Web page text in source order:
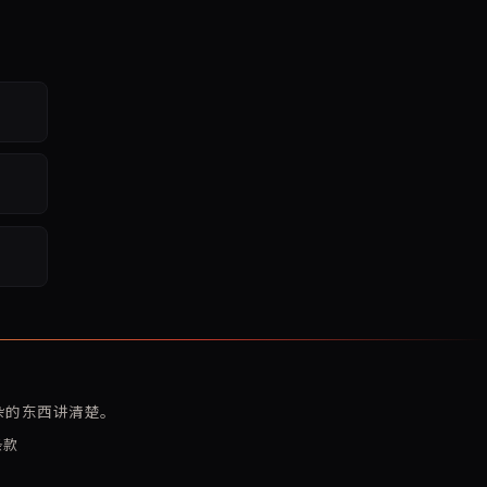
东西讲清楚。